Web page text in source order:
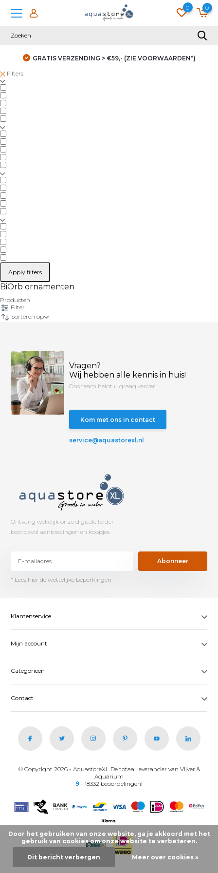
0 0
GRATIS VERZENDING > €59,- (ZIE VOORWAARDEN*)
Filters
Apply filters
BiOrb ornamenten
Producten
Filter
Sorteren op
Vragen?
Wij hebben alle kennis in huis!
Ons team helpt u graag verder...
Kom met ons in contact
service@aquastorexl.nl
Ontvang wekelijk onze digitale folder
boordevol aanbiedingen en koopjes.
Abonneer
* Lees hier de wettelijke beperkingen
Klantenservice
Mijn account
Categorieën
Contact
© Copyright 2026 - AquastoreXL De totaal leverancier van Vijver &
Aquarium
9 - 18332 beoordelingen!
Door het gebruiken van onze website, ga je akkoord met het
gebruik van cookies om onze website te verbeteren.
Dit bericht verbergen Meer over cookies »